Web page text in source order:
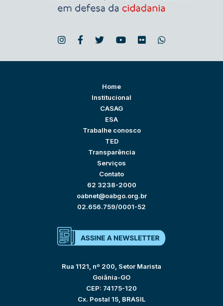
Home
Institucional
CASAG
ESA
Trabalhe conosco
TED
Transparência
Serviços
Contato
62 3238-2000
oabnet@oabgo.org.br
02.656.759/0001-52
Rua 1121, nº 200, Setor Marista
Goiânia-GO
CEP: 74175-120
Cx. Postal 15, BRASIL